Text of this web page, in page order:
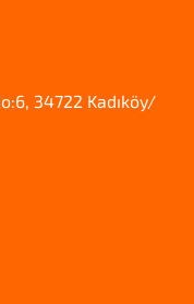
34722 Kadıköy/